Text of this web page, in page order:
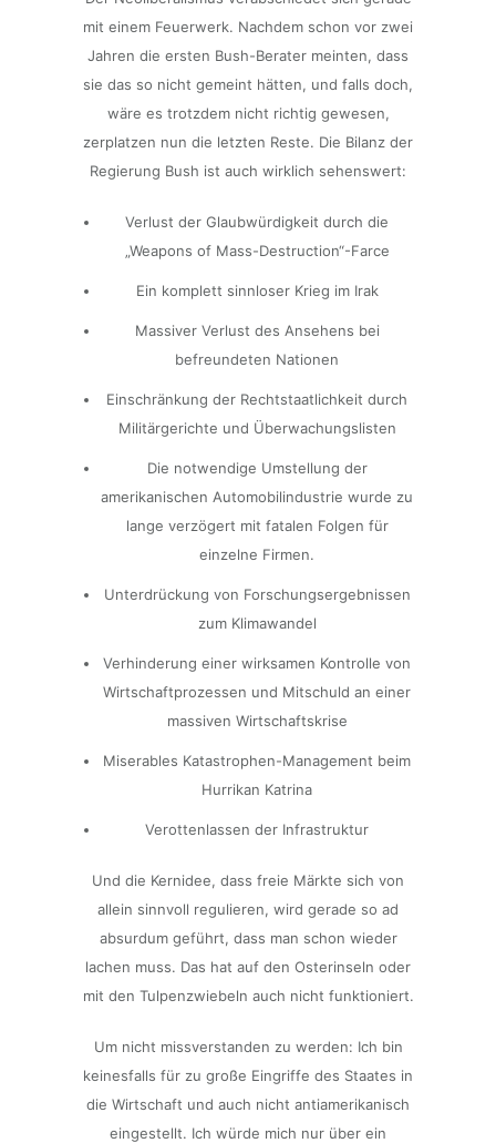
mit einem Feuerwerk. Nachdem schon vor zwei
Jahren die ersten Bush-Berater meinten, dass
sie das so nicht gemeint hätten, und falls doch,
wäre es trotzdem nicht richtig gewesen,
zerplatzen nun die letzten Reste. Die Bilanz der
Regierung Bush ist auch wirklich sehenswert:
Verlust der Glaubwürdigkeit durch die
„Weapons of Mass-Destruction“-Farce
Ein komplett sinnloser Krieg im Irak
Massiver Verlust des Ansehens bei
befreundeten Nationen
Einschränkung der Rechtstaatlichkeit durch
Militärgerichte und Überwachungslisten
Die notwendige Umstellung der
amerikanischen Automobilindustrie wurde zu
lange verzögert mit fatalen Folgen für
einzelne Firmen.
Unterdrückung von Forschungsergebnissen
zum Klimawandel
Verhinderung einer wirksamen Kontrolle von
Wirtschaftprozessen und Mitschuld an einer
massiven Wirtschaftskrise
Miserables Katastrophen-Management beim
Hurrikan Katrina
Verottenlassen der Infrastruktur
Und die Kernidee, dass freie Märkte sich von
allein sinnvoll regulieren, wird gerade so ad
absurdum geführt, dass man schon wieder
lachen muss. Das hat auf den Osterinseln oder
mit den Tulpenzwiebeln auch nicht funktioniert.
Um nicht missverstanden zu werden: Ich bin
keinesfalls für zu große Eingriffe des Staates in
die Wirtschaft und auch nicht antiamerikanisch
eingestellt. Ich würde mich nur über ein